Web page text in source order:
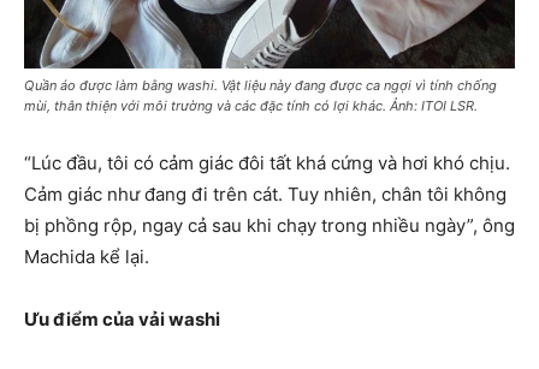
Quần áo được làm bằng washi. Vật liệu này đang được ca ngợi vì tính chống
mùi, thân thiện với môi trường và các đặc tính có lợi khác. Ảnh: ITOI LSR.
“Lúc đầu, tôi có cảm giác đôi tất khá cứng và hơi khó chịu.
Cảm giác như đang đi trên cát. Tuy nhiên, chân tôi không
bị phồng rộp, ngay cả sau khi chạy trong nhiều ngày”, ông
Machida kể lại.
Ưu điểm của vải washi